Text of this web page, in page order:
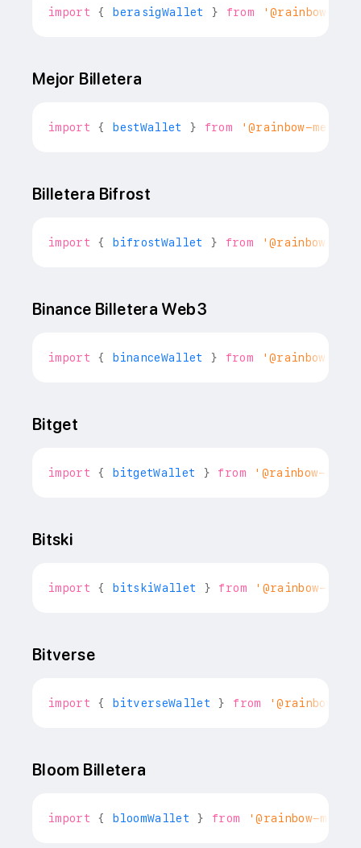
import { berasigWallet } from '@rainbow-
Mejor Billetera
import { bestWallet } from '@rainbow-me/
Billetera Bifrost
import { bifrostWallet } from '@rainbow-
Binance Billetera Web3
import { binanceWallet } from '@rainbow-
Bitget
import { bitgetWallet } from '@rainbow-
Bitski
import { bitskiWallet } from '@rainbow-
Bitverse
import { bitverseWallet } from '@rainbow-
Bloom Billetera
import { bloomWallet } from '@rainbow-me/